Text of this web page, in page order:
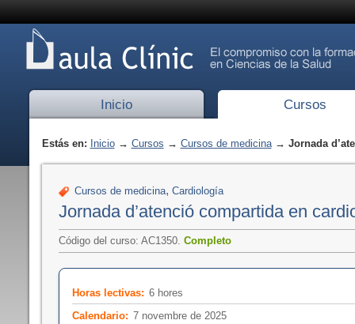
Inicio Cursos
Estás en: Inicio→ Cursos → Cursos de medicina→ Jornada
Cursos de medicina, Cardiología
Jornada d’atenció compartida en
Código del curso: AC1350. Completo
Horas lectivas: 6 hores
Calendario: 7 novembre de 2025